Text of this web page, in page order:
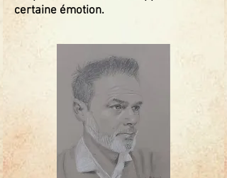
certaine émotion.